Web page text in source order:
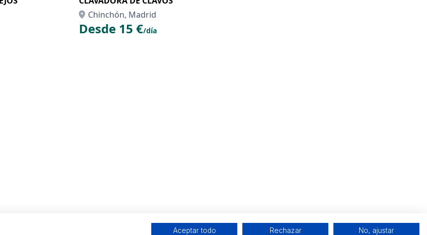
Chinchón, Madrid
Desde 15 €/día
Aceptar todo Rechazar No, ajustar